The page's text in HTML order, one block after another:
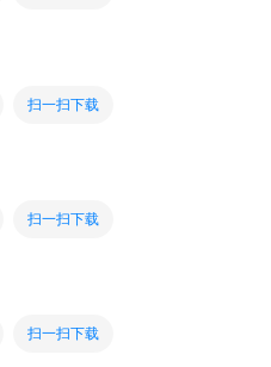
扫一扫下载
扫一扫下载
扫一扫下载